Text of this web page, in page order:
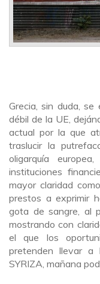
Grecia, sin duda,
débil de la UE,
actual por la que
traslucir la
oligarquía
instituciones
mayor claridad
prestos a exprimir
gota de sangre, al
mostrando con
el que los
pretenden llevar a
SYRIZA, mañana